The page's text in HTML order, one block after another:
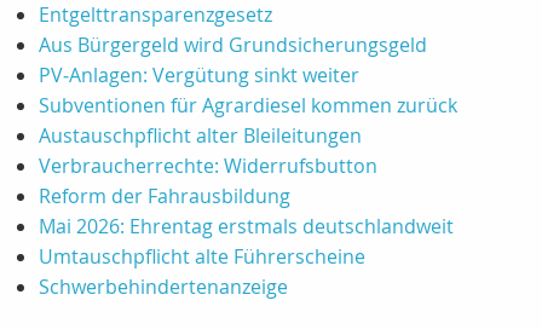
Entgelttransparenzgesetz
Aus Bürgergeld wird Grundsicherungsgeld
PV‑Anlagen: Vergütung sinkt weiter
Subventionen für Agrardiesel kommen zurück
Austauschpflicht alter Bleileitungen
Verbraucherrechte: Widerrufsbutton
Reform der Fahrausbildung
Mai 2026: Ehrentag erstmals deutschlandweit
Umtauschpflicht alte Führerscheine
Schwerbehindertenanzeige